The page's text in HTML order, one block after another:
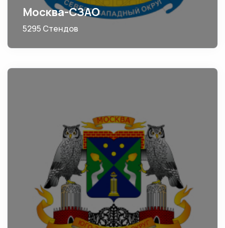
Москва-СЗАО
5295 Стендов